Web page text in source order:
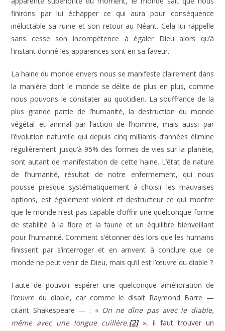
finirons par lui échapper ce qui aura pour conséquence
inéluctable sa ruine et son retour au Néant. Cela lui rappelle
sans cesse son incompétence à égaler Dieu alors qu’à
l’instant donné les apparences sont en sa faveur.
La haine du monde envers nous se manifeste clairement dans
la manière dont le monde se délite de plus en plus, comme
nous pouvons le constater au quotidien. La souffrance de la
plus grande partie de l’humanité, la destruction du monde
végétal et animal par l’action de l’homme, mais aussi par
l’évolution naturelle qui depuis cinq milliards d’années élimine
régulièrement jusqu’à 95% des formes de vies sur la planète,
sont autant de manifestation de cette haine. L’état de nature
de l’humanité, résultat de notre enfermement, qui nous
pousse presque systématiquement à choisir les mauvaises
options, est également violent et destructeur ce qui montre
que le monde n’est pas capable d’offrir une quelconque forme
de stabilité à la flore et la faune et un équilibre bienveillant
pour l’humanité. Comment s’étonner dès lors que les humains
finissent par s’interroger et en arrivent à conclure que ce
monde ne peut venir de Dieu, mais qu’il est l’œuvre du diable ?
Faute de pouvoir espérer une quelconque amélioration de
l’œuvre du diable, car comme le disait Raymond Barre —
citant Shakespeare — : « On ne dîne pas avec le diable,
même avec une longue cuillère.[2]», il faut trouver un